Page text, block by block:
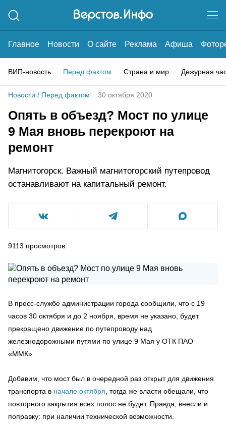
Главное Новости О сайте Реклама Афиша
ВИП-новость Перед фактом Страна и мир Дежурная
Новости / Перед фактом 30 октября 2020
Опять в объезд? Мост по улице
9 Мая вновь перекроют на
ремонт
Магнитогорск. Важный магнитогорский путепровод
останавливают на капитальный ремонт.
9113 просмотров
В пресс-службе администрации города сообщили, что с 19
часов 30 октября и до 2 ноября, время не указано, будет
прекращено движение по путепроводу над
железнодорожными путями по улице 9 Мая у ОТК ПАО
«ММК».
Добавим, что мост был в очередной раз открыт для движения
транспорта в начале октября , тогда же власти обещали, что
повторного закрытия всех полос не будет. Правда, внесли и
поправку: при наличии технической возможности.